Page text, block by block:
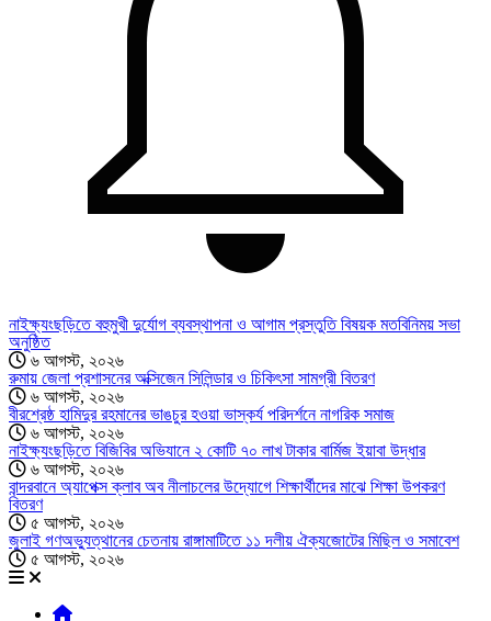
নাইক্ষ্যংছড়িতে বহুমুখী দুর্যোগ ব্যবস্থাপনা ও আগাম প্রস্তুতি বিষয়ক মতবিনিময় সভা
অনুষ্ঠিত
৬ আগস্ট, ২০২৬
রুমায় জেলা প্রশাসনের অক্সিজেন সিলিন্ডার ও চিকিৎসা সামগ্রী বিতরণ
৬ আগস্ট, ২০২৬
বীরশ্রেষ্ঠ হামিদুর রহমানের ভাঙচুর হওয়া ভাস্কর্য পরিদর্শনে নাগরিক সমাজ
৬ আগস্ট, ২০২৬
নাইক্ষ্যংছড়িতে বিজিবির অভিযানে ২ কোটি ৭০ লাখ টাকার বার্মিজ ইয়াবা উদ্ধার
৬ আগস্ট, ২০২৬
বান্দরবানে অ্যাপেক্স ক্লাব অব নীলাচলের উদ্যোগে শিক্ষার্থীদের মাঝে শিক্ষা উপকরণ
বিতরণ
৫ আগস্ট, ২০২৬
জুলাই গণঅভ্যুত্থানের চেতনায় রাঙ্গামাটিতে ১১ দলীয় ঐক্যজোটের মিছিল ও সমাবেশ
৫ আগস্ট, ২০২৬